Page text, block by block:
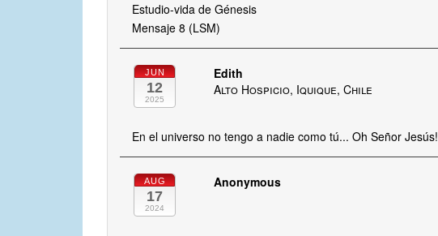
Estudio-vida de Génesis
Mensaje 8 (LSM)
JUN
12
2025
Edith
Alto Hospicio, Iquique, Chile
En el universo no tengo a nadie como tú... Oh Señor Jesús!
AUG
17
2024
Anonymous